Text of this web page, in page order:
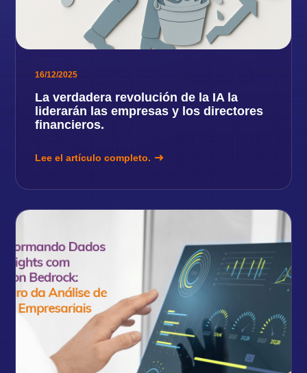
16/12/2025
La verdadera revolución de la IA la
liderarán las empresas y los directores
financieros.
Lee el artículo completo.